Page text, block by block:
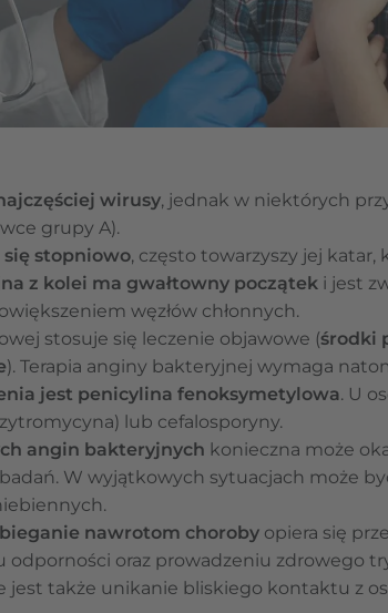
wirusy, jednak w niektórych
grupy A).
stopniowo, często towarzyszy jej katar,
z kolei ma gwałtowny początek i jest
węzłów chłonnych.
stosuje się leczenie objawowe (środki
). Terapia anginy bakteryjnej wymaga
jest penicylina fenoksymetylowa. U
lub cefalosporyny.
angin bakteryjnych konieczna może
W wyjątkowych sytuacjach może
nawrotom choroby opiera się
odporności oraz prowadzeniu zdrowego
jest także unikanie bliskiego kontaktu z